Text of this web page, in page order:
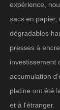
expérience,
sacs en papier,
dégradables
presses à
investissement
accumulation
platine ont été
et à l'étranger.